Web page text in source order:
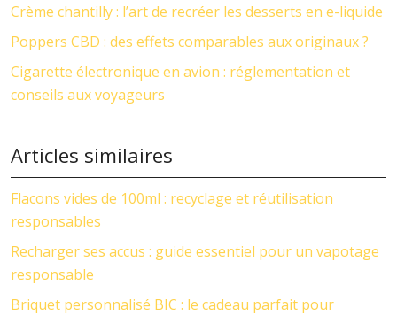
Crème chantilly : l’art de recréer les desserts en e-liquide
Poppers CBD : des effets comparables aux originaux ?
Cigarette électronique en avion : réglementation et
conseils aux voyageurs
Articles similaires
Flacons vides de 100ml : recyclage et réutilisation
responsables
Recharger ses accus : guide essentiel pour un vapotage
responsable
Briquet personnalisé BIC : le cadeau parfait pour